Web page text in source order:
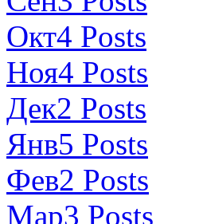
Окт4 Posts
Ноя4 Posts
Дек2 Posts
Янв5 Posts
Фев2 Posts
Мар3 Posts